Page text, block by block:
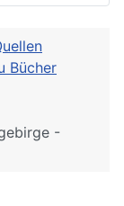
Bücher
-